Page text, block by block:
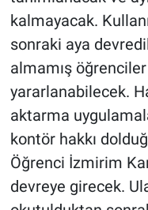
kalmayacak.
sonraki aya
almamış
yararlanabilecek.
aktarma
kontör hakkı
Öğrenci İzmirim
devreye girecek.